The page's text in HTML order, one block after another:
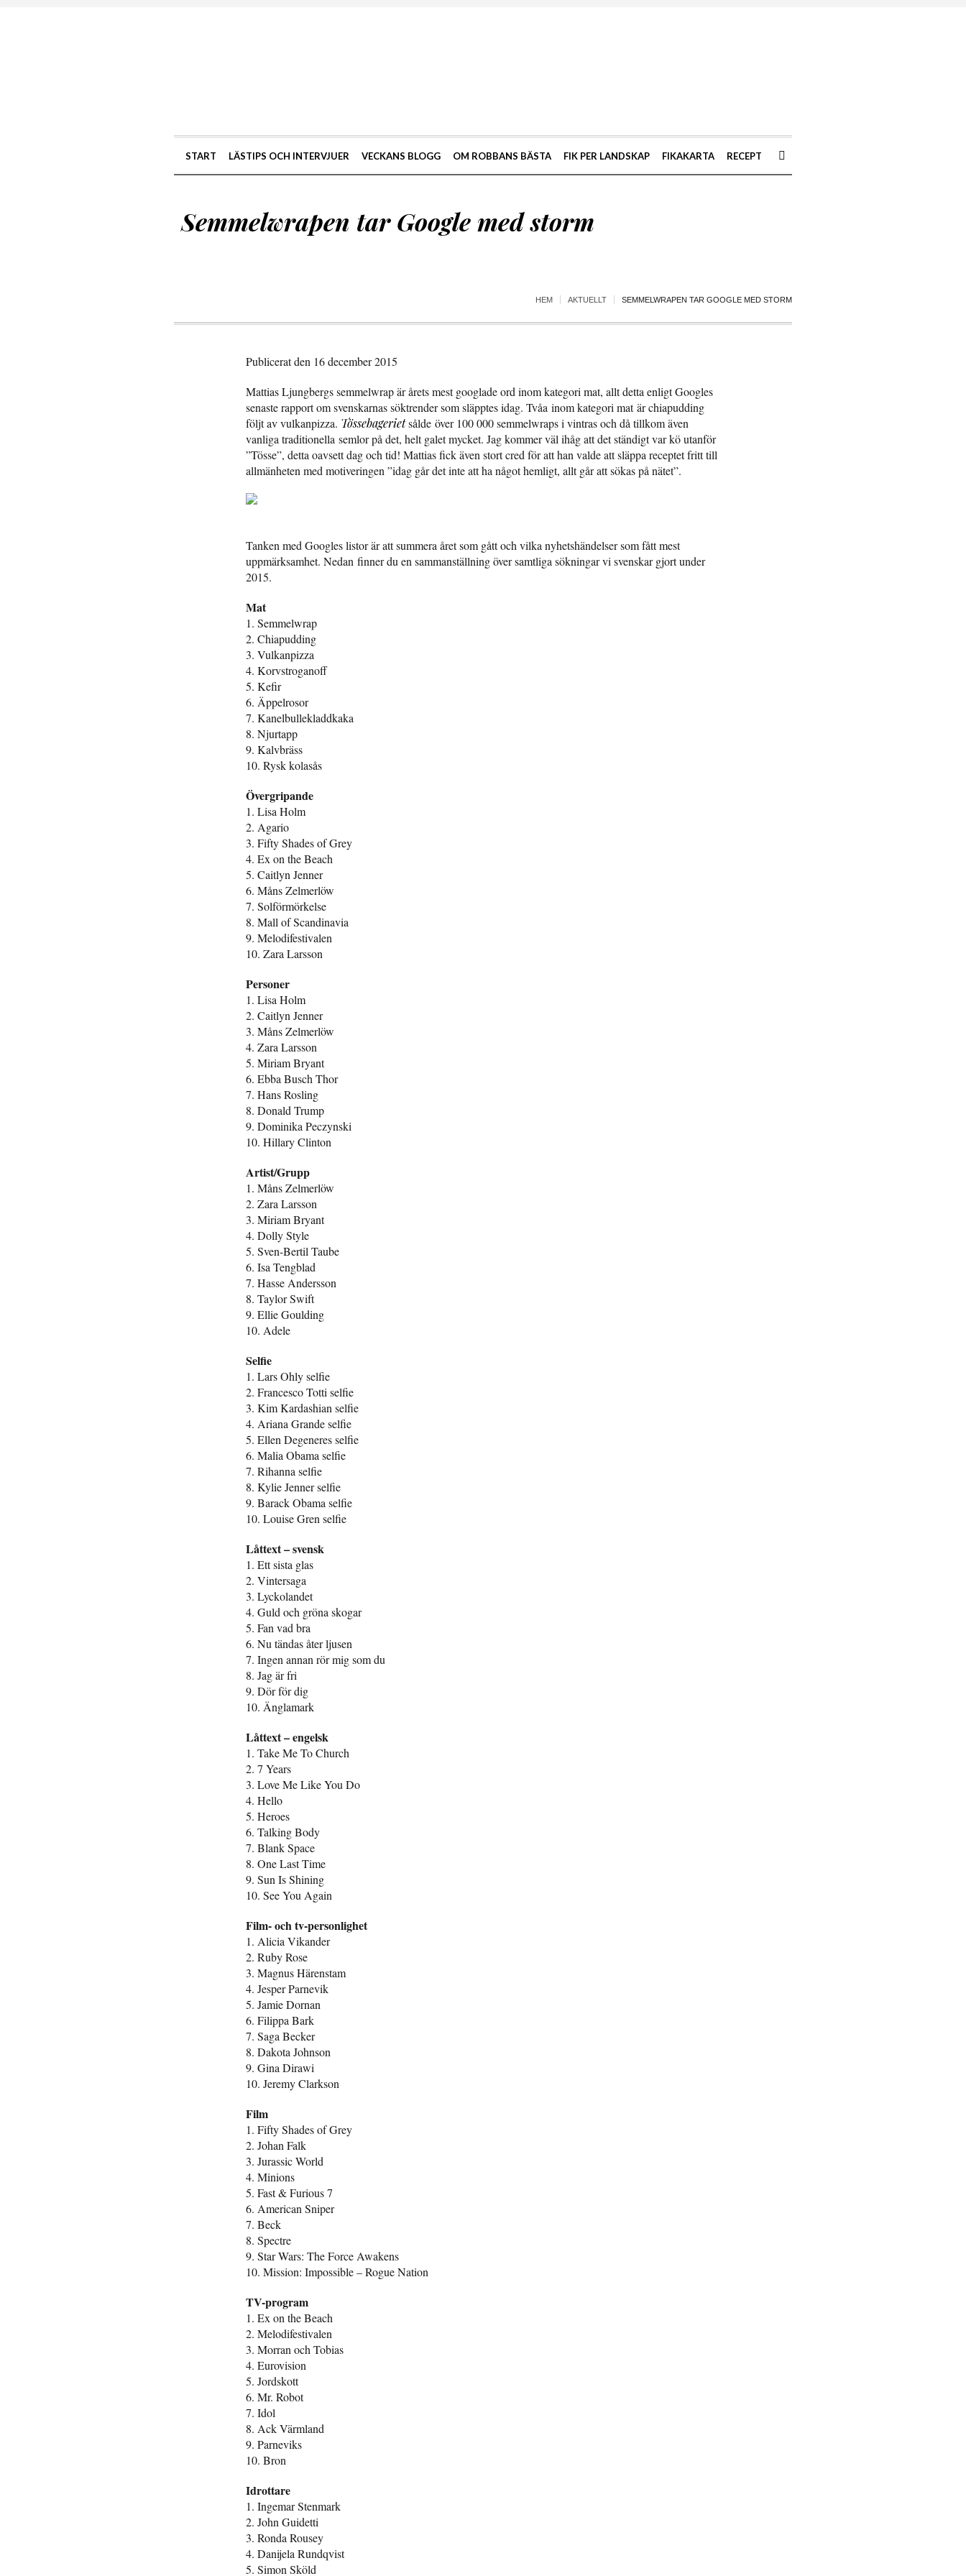
START LÄSTIPS OCH INTERVJUER VECKANS BLOGG OM ROBBANS BÄSTA FIK PER LANDSKAP FIKAKARTA RECEPT
Semmelwrapen tar Google med storm
HEM AKTUELLT SEMMELWRAPEN TAR GOOGLE MED STORM
Publicerat den 16 december 2015
Mattias Ljungbergs semmelwrap är årets mest googlade ord inom kategori mat, allt detta enligt Googles
senaste rapport om svenskarnas söktrender som släpptes idag. Tvåa inom kategori mat är chiapudding
följt av vulkanpizza. Tössebagerietsålde över 100 000 semmelwraps i vintras och då tillkom även
vanliga traditionella semlor på det, helt galet mycket. Jag kommer väl ihåg att det ständigt var kö utanför
”Tösse”, detta oavsett dag och tid! Mattias fick även stort cred för att han valde att släppa receptet fritt till
allmänheten med motiveringen ”idag går det inte att ha något hemligt, allt går att sökas på nätet”.
Tanken med Googles listor är att summera året som gått och vilka nyhetshändelser som fått mest
uppmärksamhet. Nedan finner du en sammanställning över samtliga sökningar vi svenskar gjort under
2015.
Mat
1. Semmelwrap
2. Chiapudding
3. Vulkanpizza
4. Korvstroganoff
5. Kefir
6. Äppelrosor
7. Kanelbullekladdkaka
8. Njurtapp
9. Kalvbräss
10. Rysk kolasås
Övergripande
1. Lisa Holm
2. Agario
3. Fifty Shades of Grey
4. Ex on the Beach
5. Caitlyn Jenner
6. Måns Zelmerlöw
7. Solförmörkelse
8. Mall of Scandinavia
9. Melodifestivalen
10. Zara Larsson
Personer
1. Lisa Holm
2. Caitlyn Jenner
3. Måns Zelmerlöw
4. Zara Larsson
5. Miriam Bryant
6. Ebba Busch Thor
7. Hans Rosling
8. Donald Trump
9. Dominika Peczynski
10. Hillary Clinton
Artist/Grupp
1. Måns Zelmerlöw
2. Zara Larsson
3. Miriam Bryant
4. Dolly Style
5. Sven-Bertil Taube
6. Isa Tengblad
7. Hasse Andersson
8. Taylor Swift
9. Ellie Goulding
10. Adele
Selfie
1. Lars Ohly selfie
2. Francesco Totti selfie
3. Kim Kardashian selfie
4. Ariana Grande selfie
5. Ellen Degeneres selfie
6. Malia Obama selfie
7. Rihanna selfie
8. Kylie Jenner selfie
9. Barack Obama selfie
10. Louise Gren selfie
Låttext – svensk
1. Ett sista glas
2. Vintersaga
3. Lyckolandet
4. Guld och gröna skogar
5. Fan vad bra
6. Nu tändas åter ljusen
7. Ingen annan rör mig som du
8. Jag är fri
9. Dör för dig
10. Änglamark
Låttext – engelsk
1. Take Me To Church
2. 7 Years
3. Love Me Like You Do
4. Hello
5. Heroes
6. Talking Body
7. Blank Space
8. One Last Time
9. Sun Is Shining
10. See You Again
Film- och tv-personlighet
1. Alicia Vikander
2. Ruby Rose
3. Magnus Härenstam
4. Jesper Parnevik
5. Jamie Dornan
6. Filippa Bark
7. Saga Becker
8. Dakota Johnson
9. Gina Dirawi
10. Jeremy Clarkson
Film
1. Fifty Shades of Grey
2. Johan Falk
3. Jurassic World
4. Minions
5. Fast & Furious 7
6. American Sniper
7. Beck
8. Spectre
9. Star Wars: The Force Awakens
10. Mission: Impossible – Rogue Nation
TV-program
1. Ex on the Beach
2. Melodifestivalen
3. Morran och Tobias
4. Eurovision
5. Jordskott
6. Mr. Robot
7. Idol
8. Ack Värmland
9. Parneviks
10. Bron
Idrottare
1. Ingemar Stenmark
2. John Guidetti
3. Ronda Rousey
4. Danijela Rundqvist
5. Simon Sköld